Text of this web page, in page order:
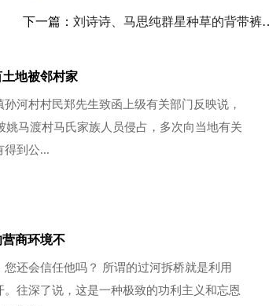
下一篇： 刘诗诗、马思纯群星种草的背带裤到底有什么魔
地被邻村家
河村村民郑先生致函上级有关部门反映说，
姚马渡村马氏家族人员侵占，多次向当地有关
得到公...
商环境不
还会信任他吗？ 所谓的过河拆桥就是利用
往深了说，这是一种极致的功利主义和忘恩